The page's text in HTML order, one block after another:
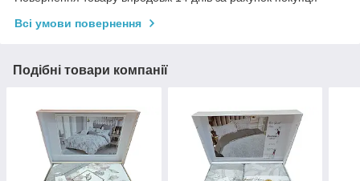
Всі умови повернення
Подібні товари компанії